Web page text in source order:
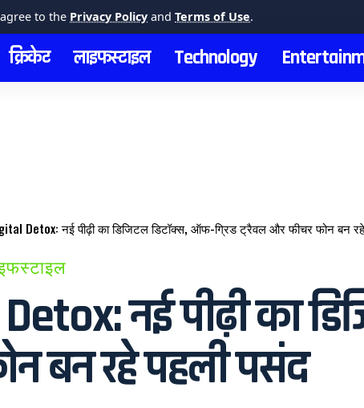
to the Privacy Policy and Terms of Use.
क्रिकेट लाइफस्टाइल Technology
Detox: नई पीढ़ी का डिजिटल डिटॉक्स, ऑफ-ग्रिड ट्रैवल और फीचर फोन बन
नई पीढ़ी का
बन रहे पहली पसंद